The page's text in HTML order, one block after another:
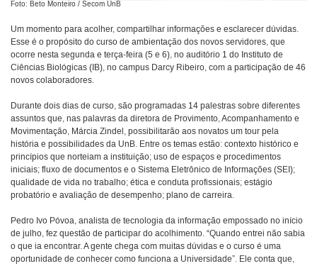
Foto: Beto Monteiro / Secom UnB
Um momento para acolher, compartilhar informações e esclarecer dúvidas.
Esse é o propósito do curso de ambientação dos novos servidores, que
ocorre nesta segunda e terça-feira (5 e 6), no auditório 1 do Instituto de
Ciências Biológicas (IB), no campus Darcy Ribeiro, com a participação de 46
novos colaboradores.
Durante dois dias de curso, são programadas 14 palestras sobre diferentes
assuntos que, nas palavras da diretora de Provimento, Acompanhamento e
Movimentação, Márcia Zindel, possibilitarão aos novatos um tour pela
história e possibilidades da UnB. Entre os temas estão: contexto histórico e
princípios que norteiam a instituição; uso de espaços e procedimentos
iniciais; fluxo de documentos e o Sistema Eletrônico de Informações (SEI);
qualidade de vida no trabalho; ética e conduta profissionais; estágio
probatório e avaliação de desempenho; plano de carreira.
Pedro Ivo Póvoa, analista de tecnologia da informação empossado no início
de julho, fez questão de participar do acolhimento. “Quando entrei não sabia
o que ia encontrar. A gente chega com muitas dúvidas e o curso é uma
oportunidade de conhecer como funciona a Universidade”. Ele conta que,